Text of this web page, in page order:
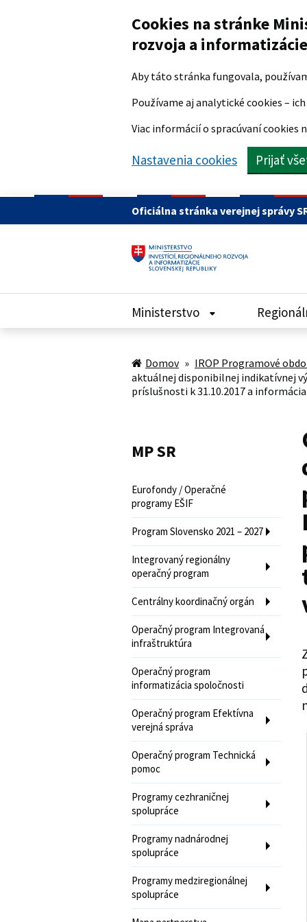
Cookies na stránke
rozvoja a
Aby táto stránka fungovala,
Používame aj analytické cookies –
Viac informácií o spracúvaní cookies
Nastavenia cookies Prijať
Oficiálna stránka verejnej správy
Ministerstvo
Domov » IROP Programové
aktuálnej disponibilnej indikatívnej
príslušnosti k 31.10.2017 a
MP SR
Eurofondy / Operačné
programy EŠIF
Program Slovensko 2021 – 2027
Integrovaný regionálny
operačný program
Centrálny koordinačný orgán
Operačný program Integrovaná
infraštruktúra
Operačný program
informatizácia spoločnosti
Operačný program Efektívna
verejná správa
Operačný program Technická
pomoc
Programy cezhraničnej
spolupráce
Programy nadnárodnej
spolupráce
Programy medziregionálnej
spolupráce